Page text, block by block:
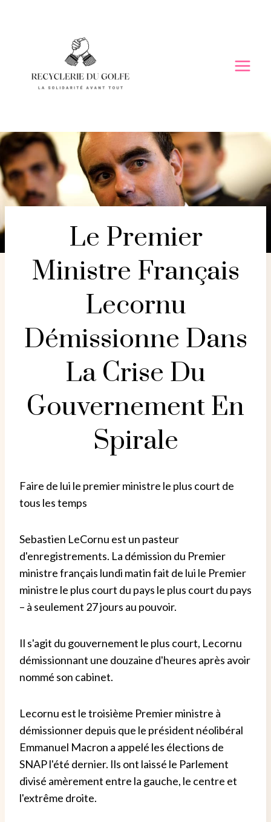
Le Premier
Ministre Français
Lecornu
Démissionne Dans
La Crise Du
Gouvernement En
Spirale
Faire de lui le premier ministre le plus court de
tous les temps
Sebastien LeCornu est un pasteur
d'enregistrements. La démission du Premier
ministre français lundi matin fait de lui le Premier
ministre le plus court du pays le plus court du pays
– à seulement 27 jours au pouvoir.
Il s'agit du gouvernement le plus court, Lecornu
démissionnant une douzaine d'heures après avoir
nommé son cabinet.
Lecornu est le troisième Premier ministre à
démissionner depuis que le président néolibéral
Emmanuel Macron a appelé les élections de
SNAP l'été dernier. Ils ont laissé le Parlement
divisé amèrement entre la gauche, le centre et
l'extrême droite.